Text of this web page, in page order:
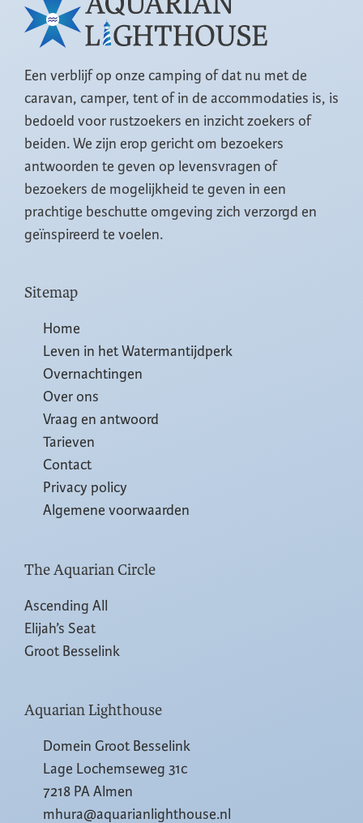
Een verblijf op onze camping of dat nu met de
caravan, camper, tent of in de accommodaties is, is
bedoeld voor rustzoekers en inzicht zoekers of
beiden. We zijn erop gericht om bezoekers
antwoorden te geven op levensvragen of
bezoekers de mogelijkheid te geven in een
prachtige beschutte omgeving zich verzorgd en
geïnspireerd te voelen.
Sitemap
Home
Leven in het Watermantijdperk
Overnachtingen
Over ons
Vraag en antwoord
Tarieven
Contact
Privacy policy
Algemene voorwaarden
The Aquarian Circle
Ascending All
Elijah’s Seat
Groot Besselink
Aquarian Lighthouse
Domein Groot Besselink
Lage Lochemseweg 31c
7218 PA Almen
mhura@aquarianlighthouse.nl